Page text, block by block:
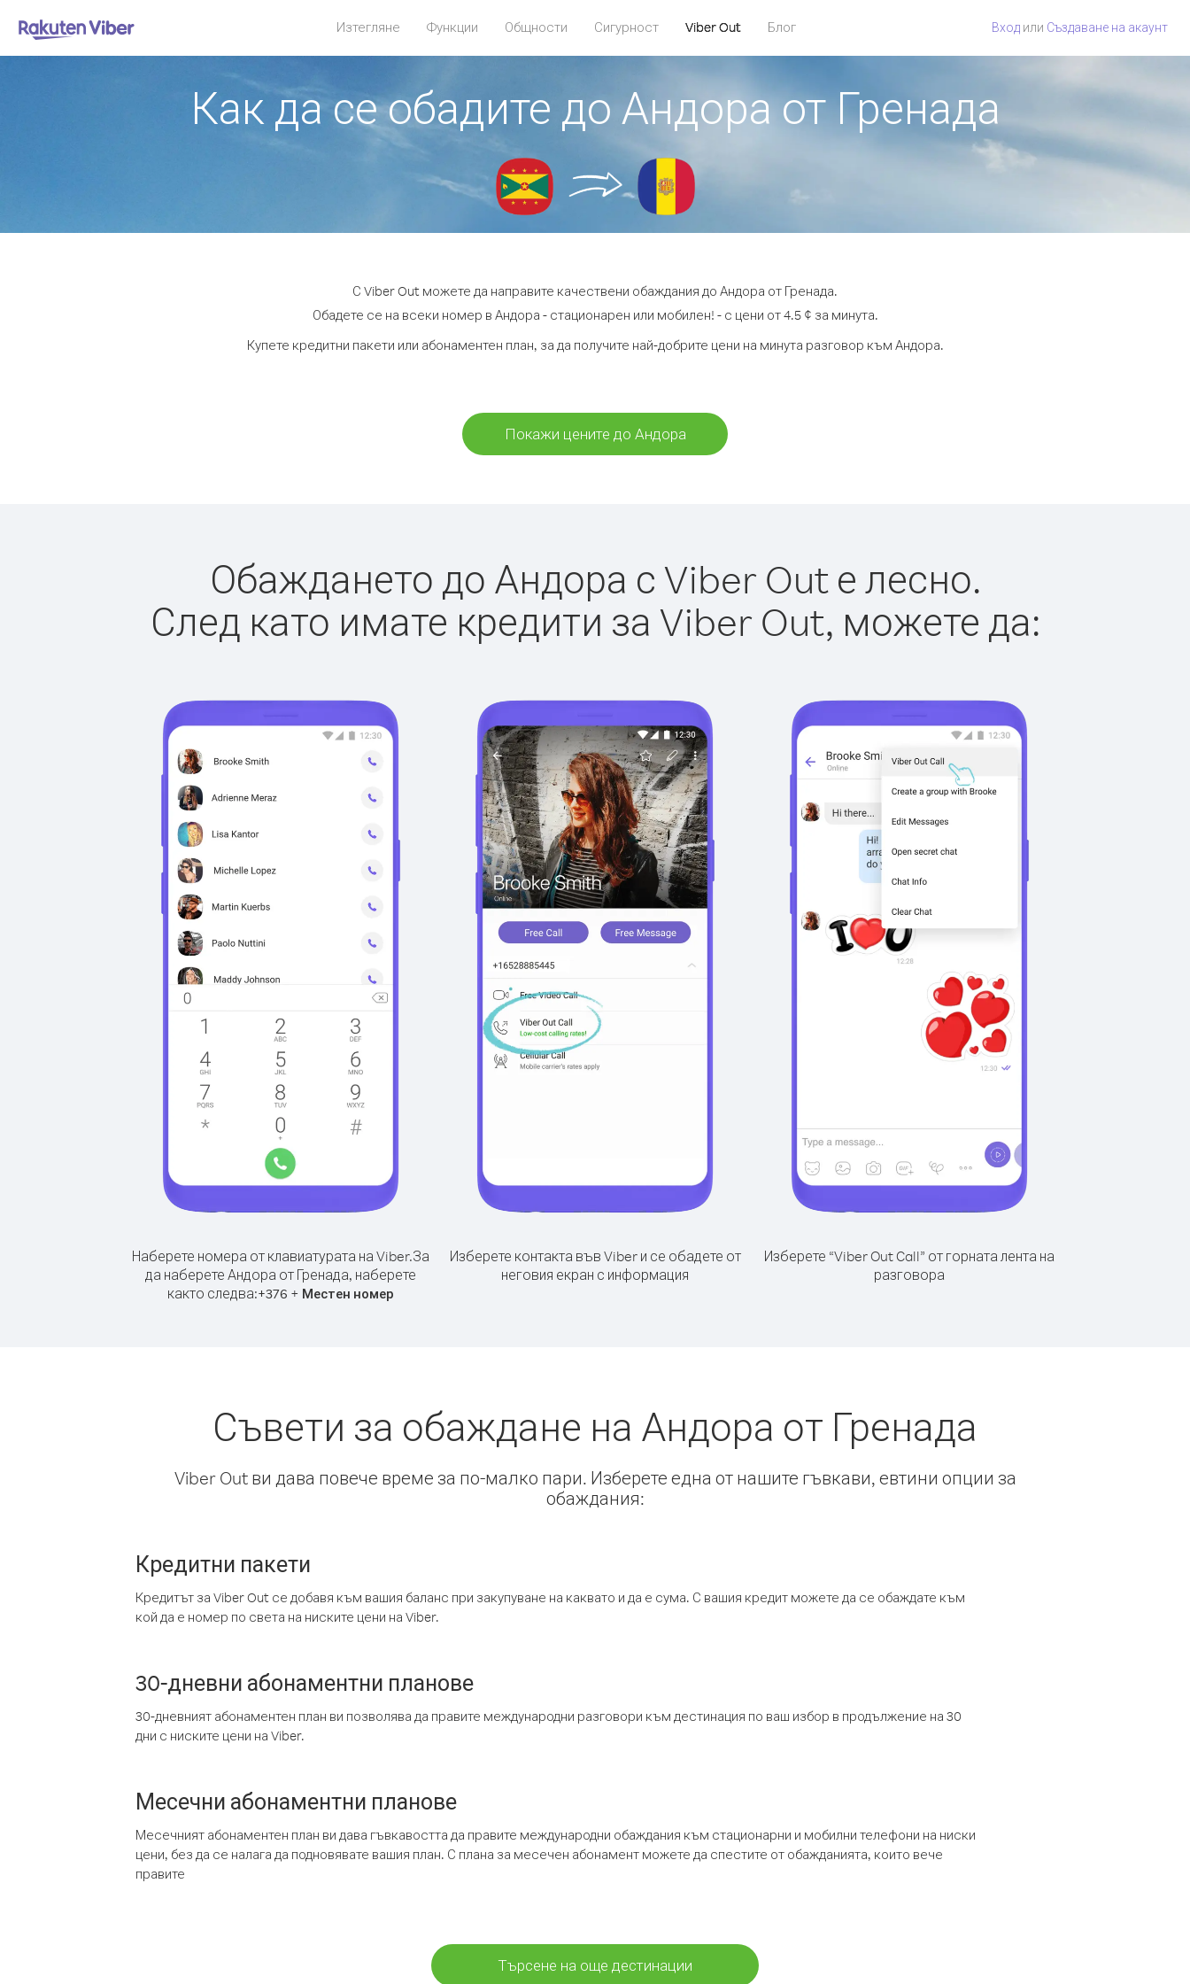
Изтегляне Функции Общности Сигурност Viber Out Блог Вход или Създаване на акаунт
Как да се обадите до Андора от Гренада
С Viber Out можете да направите качествени обаждания до Андора от Гренада.
Обадете се на всеки номер в Андора - стационарен или мобилен! - с цени от 4.5 ¢ за минута.
Купете кредитни пакети или абонаментен план, за да получите най-добрите цени на минута разговор към Андора.
Покажи цените до Андора
Обаждането до Андора с Viber Out е лесно.
След като имате кредити за Viber Out, можете да:
Наберете номера от клавиатурата на Viber.За
да наберете Андора от Гренада, наберете
както следва:+376 + Местен номер
Изберете контакта във Viber и се обадете от
неговия екран с информация
Изберете “Viber Out Call” от горната лента на
разговора
Съвети за обаждане на Андора от Гренада
Viber Out ви дава повече време за по-малко пари. Изберете една от нашите гъвкави, евтини опции за
обаждания:
Кредитни пакети
Кредитът за Viber Out се добавя към вашия баланс при закупуване на каквато и да е сума. С вашия кредит можете да се обаждате към
кой да е номер по света на ниските цени на Viber.
30-дневни абонаментни планове
30-дневният абонаментен план ви позволява да правите международни разговори към дестинация по ваш избор в продължение на 30
дни с ниските цени на Viber.
Месечни абонаментни планове
Месечният абонаментен план ви дава гъвкавостта да правите международни обаждания към стационарни и мобилни телефони на ниски
цени, без да се налага да подновявате вашия план. С плана за месечен абонамент можете да спестите от обажданията, които вече
правите
Търсене на още дестинации